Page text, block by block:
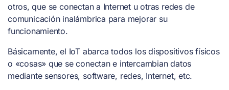
otros, que se conectan a Internet u otras redes de
comunicación inalámbrica para mejorar su
funcionamiento.
Básicamente, el IoT abarca todos los dispositivos físicos
o «cosas» que se conectan e intercambian datos
mediante sensores, software, redes, Internet, etc.